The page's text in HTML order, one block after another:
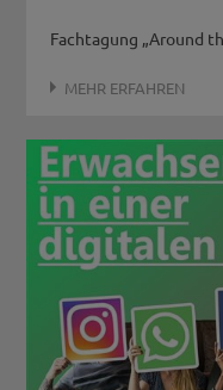
Fachtagung „Around
MEHR ERFAHREN